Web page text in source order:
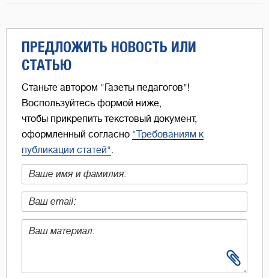
ПРЕДЛОЖИТЬ НОВОСТЬ ИЛИ
СТАТЬЮ
Станьте автором "Газеты педагогов"!
Воспользуйтесь формой ниже,
чтобы прикрепить текстовый документ,
оформленный согласно "Требованиям к
публикации статей"